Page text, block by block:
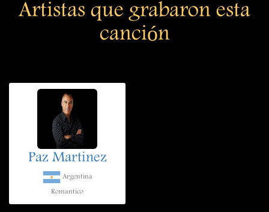
Artistas que grabaron esta
canción
Paz Martinez
Argentina
Romantico